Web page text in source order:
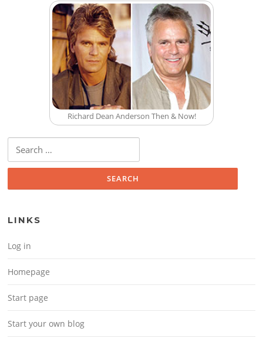
Richard Dean Anderson Then & Now!
Search for:
LINKS
Log in
Homepage
Start page
Start your own blog